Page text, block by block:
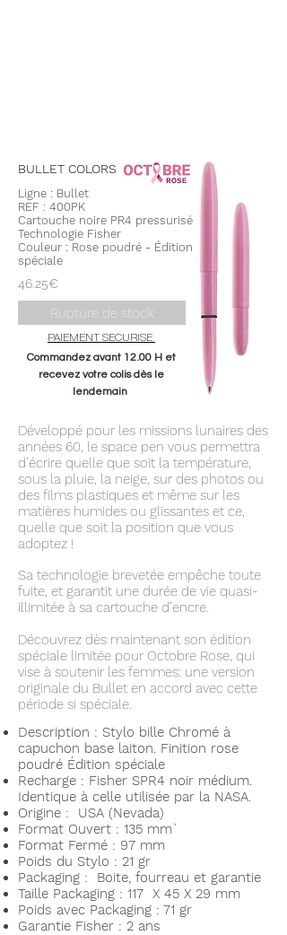
BULLET COLORS
Ligne : Bullet
REF : 400PK
Cartouche noire PR4 pressurisé
Technologie Fisher
Couleur : Rose poudré - Édition
spéciale
46.25€
Rupture de stock
PAIEMENT SECURISE
Commandez avant 12.00 H et
recevez votre colis dès le
lendemain
Développé pour les missions lunaires des
années 60, le space pen vous permettra
d’écrire quelle que soit la température,
sous la pluie, la neige, sur des photos ou
des films plastiques et même sur les
matières humides ou glissantes et ce,
quelle que soit la position que vous
adoptez !
Sa technologie brevetée empêche toute
fuite, et garantit une durée de vie quasi-
illimitée à sa cartouche d’encre.
Découvrez dès maintenant son édition
spéciale limitée pour Octobre Rose, qui
vise à soutenir les femmes: une version
originale du Bullet en accord avec cette
période si spéciale.
Description : Stylo bille Chromé à
capuchon base laiton. Finition rose
poudré Édition spéciale
Recharge : Fisher SPR4 noir médium.
Identique à celle utilisée par la NASA.
Origine : USA (Nevada)
Format Ouvert : 135 mm`
Format Fermé : 97 mm
Poids du Stylo : 21 gr
Packaging : Boite, fourreau et garantie
Taille Packaging : 117 X 45 X 29 mm
Poids avec Packaging : 71 gr
Garantie Fisher : 2 ans